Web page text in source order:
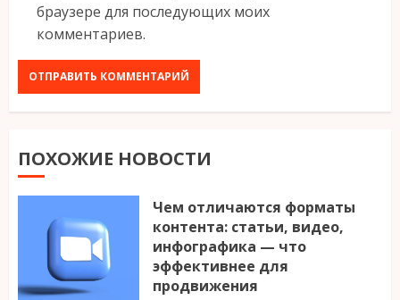
браузере для последующих моих
комментариев.
ПОХОЖИЕ НОВОСТИ
Чем отличаются форматы
контента: статьи, видео,
инфографика — что
эффективнее для
продвижения